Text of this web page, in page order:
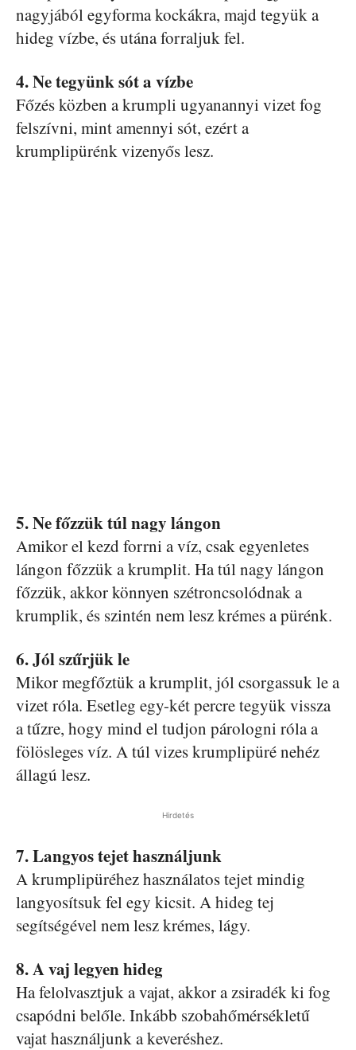
nagyjából egyforma kockákra, majd tegyük a
hideg vízbe, és utána forraljuk fel.
4. Ne tegyünk sót a vízbe
Főzés közben a krumpli ugyanannyi vizet fog
felszívni, mint amennyi sót, ezért a
krumplipürénk vizenyős lesz.
5. Ne főzzük túl nagy lángon
Amikor el kezd forrni a víz, csak egyenletes
lángon főzzük a krumplit. Ha túl nagy lángon
főzzük, akkor könnyen szétroncsolódnak a
krumplik, és szintén nem lesz krémes a pürénk.
6. Jól szűrjük le
Mikor megfőztük a krumplit, jól csorgassuk le a
vizet róla. Esetleg egy-két percre tegyük vissza
a tűzre, hogy mind el tudjon párologni róla a
fölösleges víz. A túl vizes krumplipüré nehéz
állagú lesz.
Hirdetés
7. Langyos tejet használjunk
A krumplipüréhez használatos tejet mindig
langyosítsuk fel egy kicsit. A hideg tej
segítségével nem lesz krémes, lágy.
8. A vaj legyen hideg
Ha felolvasztjuk a vajat, akkor a zsiradék ki fog
csapódni belőle. Inkább szobahőmérsékletű
vajat használjunk a keveréshez.